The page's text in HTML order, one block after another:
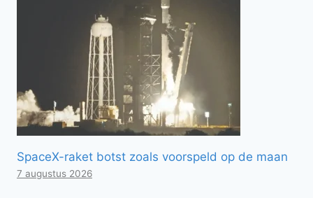
SpaceX-raket botst zoals voorspeld op de maan
7 augustus 2026